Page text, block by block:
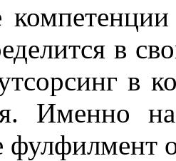
в
в
Именно
фулфилмент